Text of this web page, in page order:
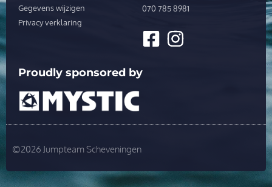
Gegevens wijzigen
Privacy verklaring
070 785 8981
Proudly sponsored by
©2026 Jumpteam Scheveningen